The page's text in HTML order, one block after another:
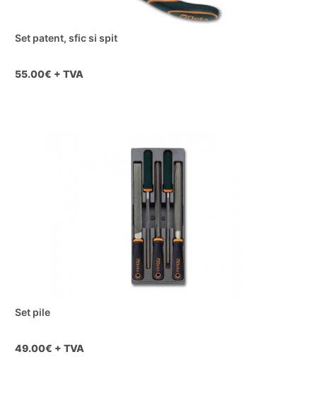
Set patent, sfic si spit
55.00€ + TVA
Set pile
49.00€ + TVA